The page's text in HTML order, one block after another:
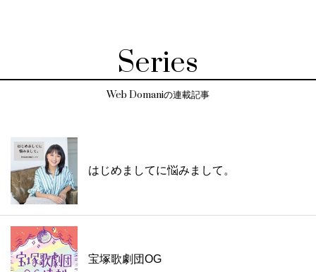
Series
Web Domaniの連載記事
はじめましてに悩みまして。
宝塚歌劇団OG